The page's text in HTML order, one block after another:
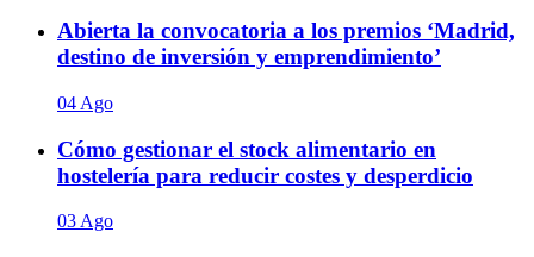
Abierta la convocatoria a los premios ‘Madrid,
destino de inversión y emprendimiento’
04 Ago
Cómo gestionar el stock alimentario en
hostelería para reducir costes y desperdicio
03 Ago